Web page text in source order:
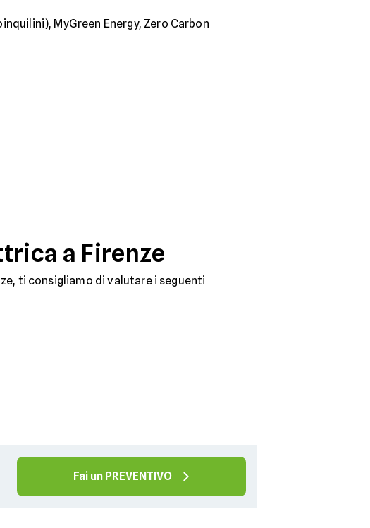
MyGreen Energy, Zero Carbon
a Firenze
ti consigliamo di valutare i seguenti
Fai un PREVENTIVO